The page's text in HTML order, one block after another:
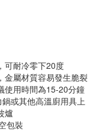
可耐冷零下20度
金屬材質容易發生脆裂
使用時間為15-20分鐘
或其他高溫廚用具上
爐
包裝